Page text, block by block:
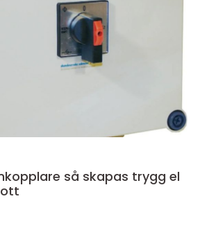
skapas trygg el